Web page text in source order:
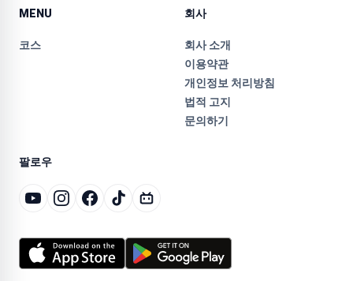
MENU
코스
회사
회사 소개
이용약관
개인정보 처리방침
법적 고지
문의하기
팔로우